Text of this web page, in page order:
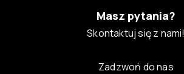
Masz pytania?
Skontaktuj się z nami!
Zadzwoń do nas